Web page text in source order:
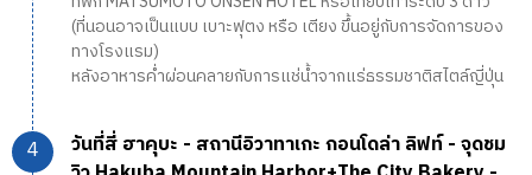
(ที่นอนอาจเป็นแบบ เบาะฟุตง หรือ เตียง ขึ้นอยู่กับการจัดการของ
ทางโรงแรม)
หลังอาหารค่ำผ่อนคลายกับการแช่น้ำจากแร่ธรรมชาติสไตล์ญี่ปุ่น
วันที่สี่ ฮาคุบะ - สถานีอิวาทาเกะ กอนโดล่า ลิฟท์ - จุดชม